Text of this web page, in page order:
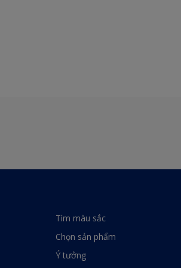
Tìm màu sắc
Chọn sản phẩm
Ý tưởng